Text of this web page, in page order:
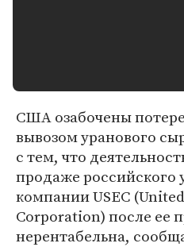
США озабочены
вывозом уранового
с тем, что
продаже российского
компании USEC
Corporation) после ее
нерентабельна,